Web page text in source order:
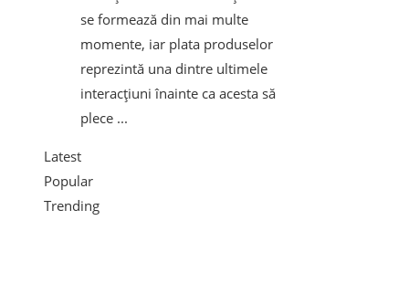
se formează din mai multe
momente, iar plata produselor
reprezintă una dintre ultimele
interacțiuni înainte ca acesta să
plece ...
Latest
Popular
Trending